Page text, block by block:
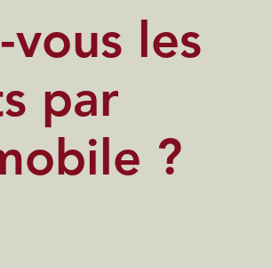
les
par
?